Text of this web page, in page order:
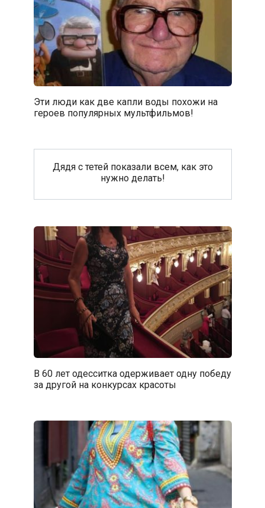
Эти люди как две капли воды похожи на
героев популярных мультфильмов!
Дядя с тетей показали всем, как это
нужно делать!
В 60 лет одесситка одерживает одну победу
за другой на конкурсах красоты